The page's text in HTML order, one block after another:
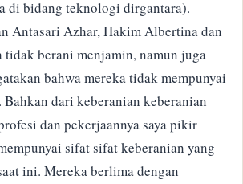
di bidang teknologi dirgantara).
Antasari Azhar, Hakim Albertina dan
tidak berani menjamin, namun juga
bahwa mereka tidak mempunyai
Bahkan dari keberanian keberanian
dan pekerjaannya saya pikir
sifat sifat keberanian yang
ini. Mereka berlima dengan